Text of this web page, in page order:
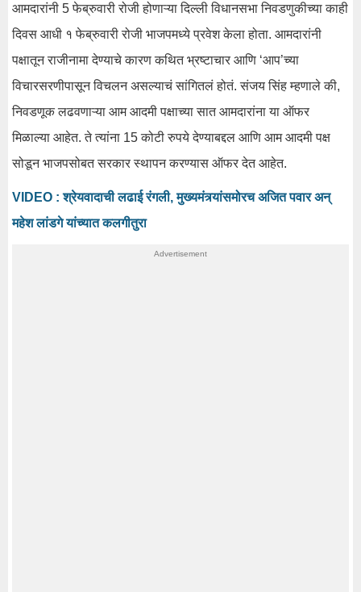
आमदारांनी 5 फेब्रुवारी रोजी होणाऱ्या दिल्ली विधानसभा निवडणुकीच्या काही
दिवस आधी १ फेब्रुवारी रोजी भाजपमध्ये प्रवेश केला होता. आमदारांनी
पक्षातून राजीनामा देण्याचे कारण कथित भ्रष्टाचार आणि ‘आप’च्या
विचारसरणीपासून विचलन असल्याचं सांगितलं होतं. संजय सिंह म्हणाले की,
निवडणूक लढवणाऱ्या आम आदमी पक्षाच्या सात आमदारांना या ऑफर
मिळाल्या आहेत. ते त्यांना 15 कोटी रुपये देण्याबद्दल आणि आम आदमी पक्ष
सोडून भाजपसोबत सरकार स्थापन करण्यास ऑफर देत आहेत.
VIDEO : श्रेयवादाची लढाई रंगली, मुख्यमंत्र्यांसमोरच अजित पवार अन्
महेश लांडगे यांच्यात कलगीतुरा